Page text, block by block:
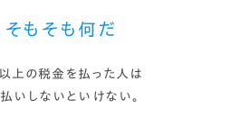
そもそも何だ
上の税金を払った人は
いしないといけない。